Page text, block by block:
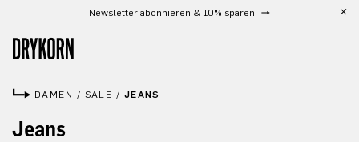
Zum Hauptinhalt springenNewsletter abonnieren & 10% sparen
DAMEN / SALE / JEANS
Jeans